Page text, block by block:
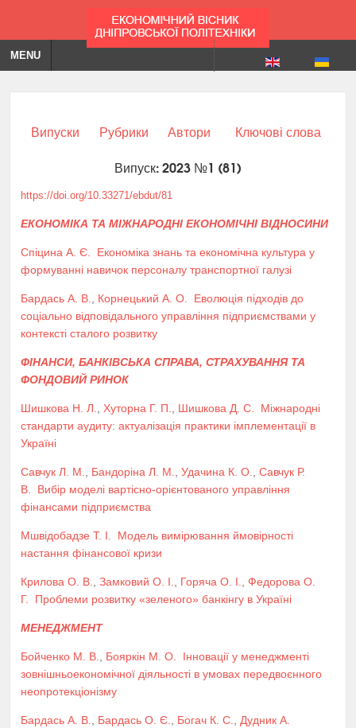
MENU
Випуски Рубрики Автори Ключові слова
Випуск: 2023 №1 (81)
https://doi.org/10.33271/ebdut/81
ЕКОНОМІКА ТА МІЖНАРОДНІ ЕКОНОМІЧНІ ВІДНОСИНИ
Спіцина А. Є.
Економіка знань та економічна культура у
формуванні навичок персоналу транспортної галузі
Бардась А. В. Корнецький А. О.
Еволюція підходів до
соціально відповідального управління підприємствами у
контексті сталого розвитку
ФІНАНСИ, БАНКІВСЬКА СПРАВА, СТРАХУВАННЯ ТА
ФОНДОВИЙ РИНОК
Шишкова Н. Л. Хуторна Г. П. Шишкова Д. С.
Міжнародні
стандарти аудиту: актуалізація практики імплементації в
Україні
Савчук Л. М. Бандоріна Л. М. Удачина К. О.
Савчук Р.
В.
Вибір моделі вартісно-орієнтованого управління
фінансами підприємства
Мшвідобадзе Т. І.
Модель вимірювання ймовірності
настання фінансової кризи
Крилова О. В. Замковий О. І. Горяча О. І.
Федорова О.
Г.
Проблеми розвитку «зеленого» банкінгу в Україні
МЕНЕДЖМЕНТ
Бойченко М. В. Бояркін М. О.
Інновації у менеджменті
зовнішньоекономічної діяльності в умовах передвоєнного
неопротекціонізму
Бардась А. В. Бардась О. Є. Богач К. С.
Дудник А.